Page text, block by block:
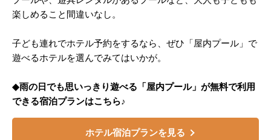
楽しめること間違いなし。
子ども連れでホテル予約をするなら、ぜひ「屋内プール」で
遊べるホテルを選んでみてはいかが。
◆雨の日でも思いっきり遊べる「屋内プール」が無料で利用
できる宿泊プランはこちら♪
ホテル宿泊プランを見る